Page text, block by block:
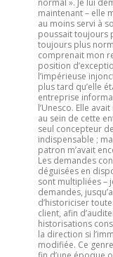
normal ». Je lui
maintenant – elle
au moins servi à
poussait toujours
toujours plus
comprenait mon
position
l’impérieuse
plus tard qu’elle
entreprise
l’Unesco. Elle
au sein de cette
seul concepteur
indispensable ;
patron m’avait
Les demandes
déguisées en
sont multipliées –
demandes,
d’historiciser
client, afin
historisations
la direction si
modifiée. Ce